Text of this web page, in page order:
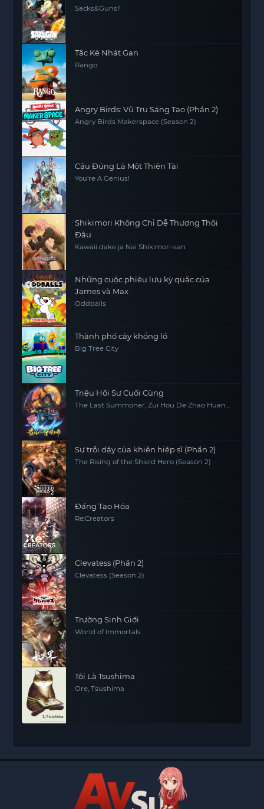
Sacks&Guns!!
Tắc Kè Nhát Gan
Rango
Angry Birds: Vũ Trụ Sáng Tạo (Phần 2)
Angry Birds Makerspace (Season 2)
Cậu Đúng Là Một Thiên Tài
You're A Genius!
Shikimori Không Chỉ Dễ Thương Thôi
Đâu
Kawaii dake ja Nai Shikimori-san
Những cuộc phiêu lưu kỳ quặc của
James và Max
Oddballs
Thành phố cây khổng lồ
Big Tree City
Triệu Hồi Sư Cuối Cùng
The Last Summoner, Zui Hou De Zhao Huan
Sự trỗi dậy của khiên hiệp sĩ (Phần 2)
The Rising of the Shield Hero (Season 2)
Đấng Tạo Hóa
Re:Creators
Clevatess (Phần 2)
Clevatess (Season 2)
Trường Sinh Giới
World of Immortals
Tôi Là Tsushima
Ore, Tsushima